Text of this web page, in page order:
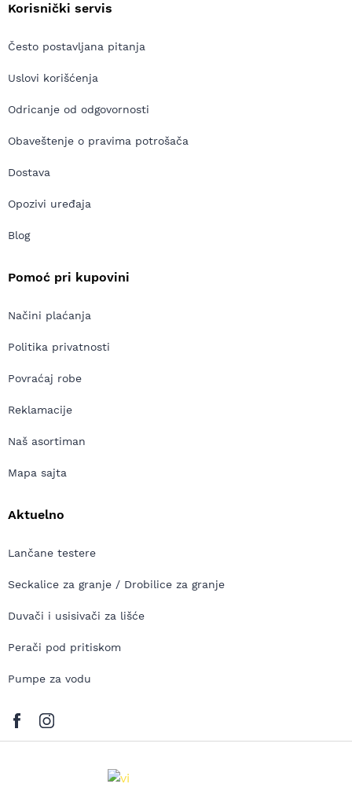
Korisnički servis
Često postavljana pitanja
Uslovi korišćenja
Odricanje od odgovornosti
Obaveštenje o pravima potrošača
Dostava
Opozivi uređaja
Blog
Pomoć pri kupovini
Načini plaćanja
Politika privatnosti
Povraćaj robe
Reklamacije
Naš asortiman
Mapa sajta
Aktuelno
Lančane testere
Seckalice za granje / Drobilice za granje
Duvači i usisivači za lišće
Perači pod pritiskom
Pumpe za vodu